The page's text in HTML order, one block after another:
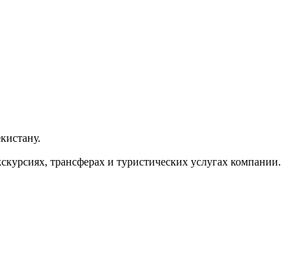
трансферах и туристических услугах компании.